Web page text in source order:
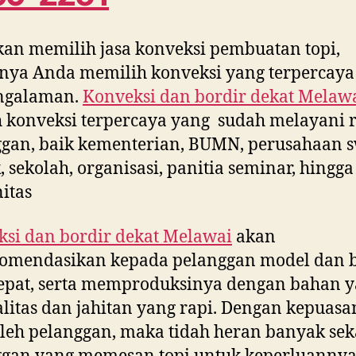
memilih jasa konveksi pembuatan topi,
Anda memilih konveksi yang
Konveksi dan bordir dekat
konveksi terpercaya yang sudah melayani
baik kementerian, BUMN, perusahaan
sekolah, organisasi, panitia seminar, hingga
dan bordir dekatMelawai akan
kepada pelanggan model dan
serta memproduksinya dengan bahan
dan jahitan yang rapi. Dengan
pelanggan, maka tidah heran banyak